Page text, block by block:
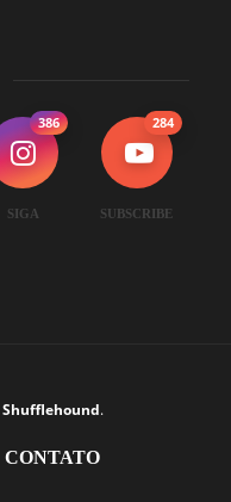
386
SIGA
284
SUBSCRIBE
Shufflehound.
CONTATO